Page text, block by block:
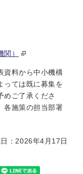
）
資料から中小機構
っては既に募集を
めご了承くださ
各施策の担当部署
：2026年4月17日